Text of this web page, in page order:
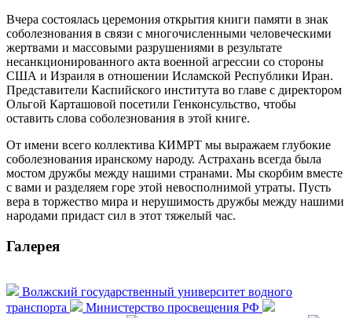
Вчера состоялась церемония открытия книги памяти в знак
соболезнования в связи с многочисленными человеческими
жертвами и массовыми разрушениями в результате
несанкционированного акта военной агрессии со стороны
США и Израиля в отношении Исламской Республики Иран.
Представители Каспийского института во главе с директором
Ольгой Карташовой посетили Генконсульство, чтобы
оставить слова соболезнования в этой книге.
От имени всего коллектива КИМРТ мы выражаем глубокие
соболезнования иранскому народу. Астрахань всегда была
мостом дружбы между нашими странами. Мы скорбим вместе
с вами и разделяем горе этой невосполнимой утраты. Пусть
вера в торжество мира и нерушимость дружбы между нашими
народами придаст сил в этот тяжелый час.
Галерея
Волжский государственный университет водного
транспорта
Министерство просвещения РФ